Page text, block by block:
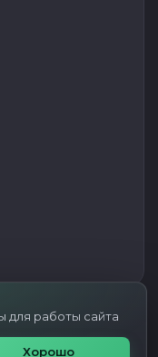
CS 1.6© Все права
работы сайта
Хорошо